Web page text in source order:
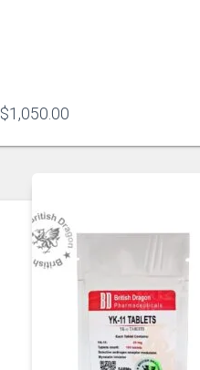
$1,050.00